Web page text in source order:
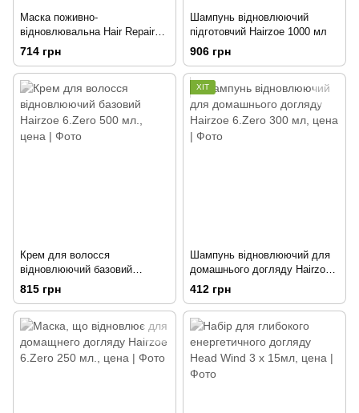
Маска поживно-
відновлювальна Hair Repair
Mask Reconstruction Double
250 мл
714 грн
Шампунь відновлюючий
підготовчий Hairzoe 1000 мл
906 грн
Крем для волосся
відновлюючий базовий
Hairzoe 6.Zero 500 мл.
815 грн
ХІТ
Шампунь відновлюючий для
домашнього догляду Hairzoe
6.Zero 300 мл
412 грн